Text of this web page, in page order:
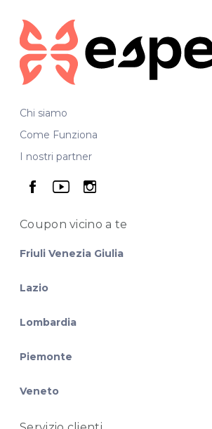
Chi siamo
Come Funziona
I nostri partner
seguici su facebook
seguici su
seguici su
Coupon vicinoa te
Friuli Venezia Giulia
Lazio
Lombardia
Piemonte
Veneto